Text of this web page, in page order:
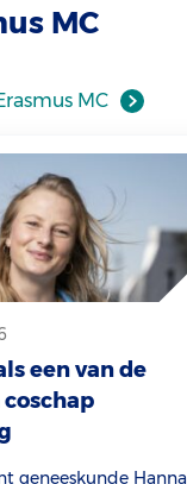
MC
MC
een van de
geneeskunde Hanna